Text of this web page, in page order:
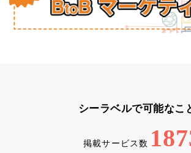
シーラベルで可能なこ
掲載サービス数